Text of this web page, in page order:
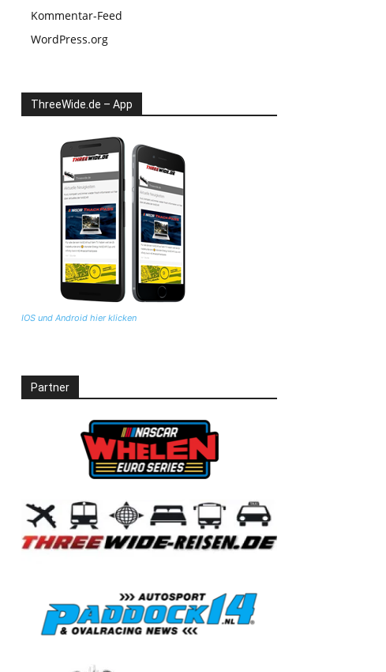
Kommentar-Feed
WordPress.org
ThreeWide.de – App
IOS und Android hier klicken
Partner